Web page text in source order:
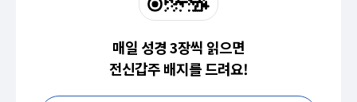
매일 성경 3장씩 읽으면
전신갑주 배지를 드려요!